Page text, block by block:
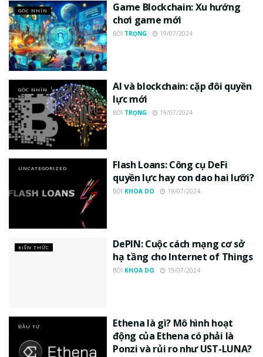
GÓC NHÌN
Game Blockchain: Xu hướng
chơi game mới
BỞI TRỌNG 19/07/2024
GÓC NHÌN
AI và blockchain: cặp đôi quyền
lực mới
BỞI TRỌNG 19/07/2024
UNCATEGORIZED
Flash Loans: Công cụ DeFi
quyền lực hay con dao hai lưỡi?
BỞI KHOA DO 19/07/2024
KIẾN THỨC
DePIN: Cuộc cách mạng cơ sở
hạ tầng cho Internet of Things
BỞI KHOA DO 19/07/2024
ĐẦU TƯ
Ethena là gì? Mô hình hoạt
động của Ethena có phải là
Ponzi và rủi ro như UST-LUNA?